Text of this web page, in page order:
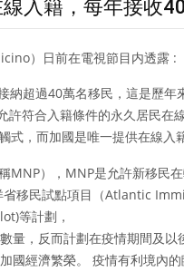
入籍，每年接收
）日前在電視節目内透露 :
超過40萬名移民，這是歷年
符合入籍條件的永久居民在
式，而加國是唯一提供在線入
MNP），MNP是允許新移民
移民試點項目（Atlantic
等計劃，
量，反而計劃在疫情期間及
國經濟繁榮。 疫情有利境內